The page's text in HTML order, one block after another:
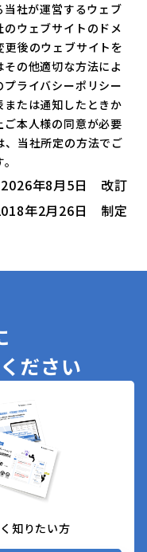
社が運営するウェブ
ウェブサイトのドメ
後のウェブサイトを
の他適切な方法によ
ライバシーポリシー
たは通知したときか
本人様の同意が必要
、当社所定の方法でご
2026年8月5日 改訂
年2月26日 制定
ださい
知りたい方